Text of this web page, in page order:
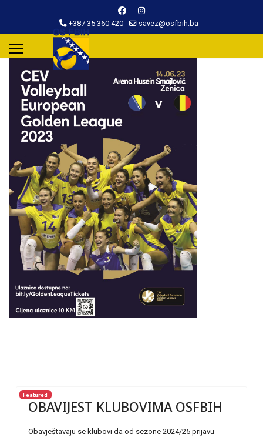
+387 35 360 420 savez@osfbih.ba
Featured
OBAVIJEST KLUBOVIMA OSFBIH
Obavještavaju se klubovi da od sezone 2024/25 prijavu